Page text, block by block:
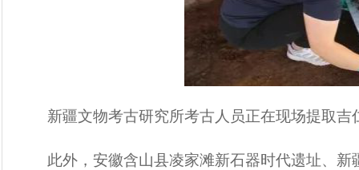
新疆文物考古研究所考古人员正在现场提取
此外，安徽含山县凌家滩新石器时代遗址、